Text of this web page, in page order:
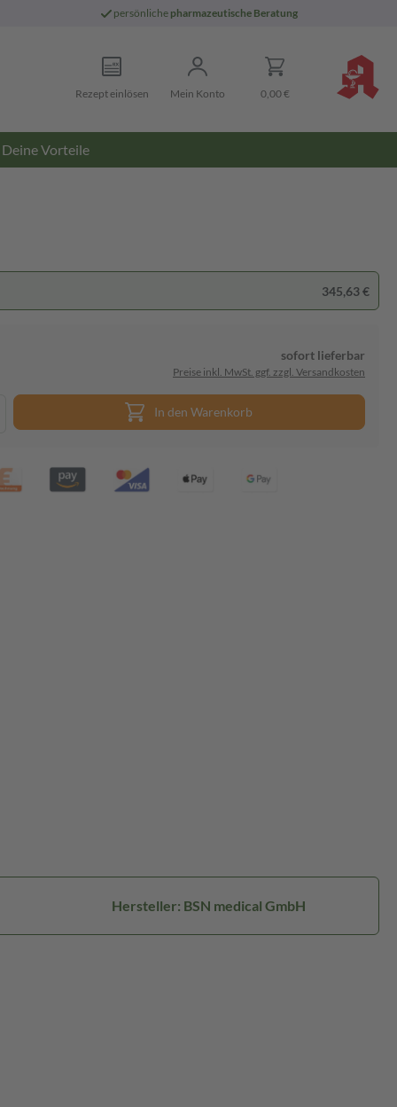
persönliche pharmazeutische Beratung
Rezept einlösen Mein Konto 0,00 €
Deine Vorteile
345,63 €
sofort lieferbar
Preise inkl. MwSt. ggf. zzgl. Versandkosten
In den Warenkorb
Hersteller: BSN medical GmbH